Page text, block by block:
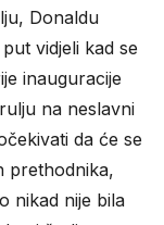
Donaldu
vidjeli kad se
inauguracije
na neslavni
da će se
prethodnika,
nikad nije bila